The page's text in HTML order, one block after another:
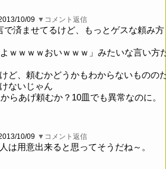
10/09 ▼コメント返信
で済ませてるけど、もっとゲスな頼み
よｗｗｗｗおいｗｗｗ」みたいな言い方
ど、頼むかどうかもわからないものの
ないじゃん
らあげ頼むか？10皿でも異常なのに。
10/09 ▼コメント返信
は用意出来ると思ってそうだね～。